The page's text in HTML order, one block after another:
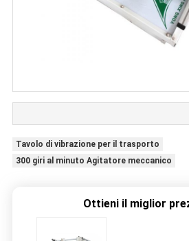
Tavolo di vibrazione per il trasporto
300 giri al minuto Agitatore meccanico
Ottieni il miglior